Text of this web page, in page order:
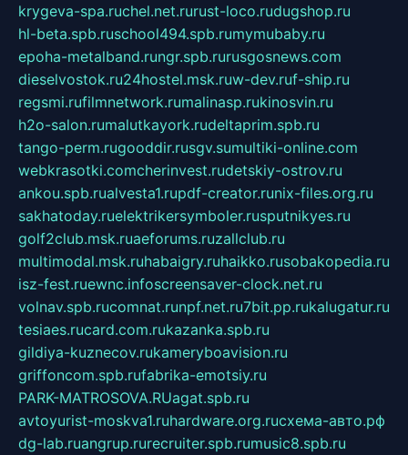
krygeva-spa.ruchel.net.rurust-loco.rudugshop.ru
hl-beta.spb.ruschool494.spb.rumymubaby.ru
epoha-metalband.rungr.spb.rurusgosnews.com
dieselvostok.ru24hostel.msk.ruw-dev.ruf-ship.ru
regsmi.rufilmnetwork.rumalinasp.rukinosvin.ru
h2o-salon.rumalutkayork.rudeltaprim.spb.ru
tango-perm.rugooddir.rusgv.sumultiki-online.com
webkrasotki.comcherinvest.rudetskiy-ostrov.ru
ankou.spb.rualvesta1.rupdf-creator.runix-files.org.ru
sakhatoday.ruelektrikersymboler.rusputnikyes.ru
golf2club.msk.ruaeforums.ruzallclub.ru
multimodal.msk.ruhabaigry.ruhaikko.rusobakopedia.ru
isz-fest.ruewnc.infoscreensaver-clock.net.ru
volnav.spb.rucomnat.runpf.net.ru7bit.pp.rukalugatur.ru
tesiaes.rucard.com.rukazanka.spb.ru
gildiya-kuznecov.rukameryboavision.ru
griffoncom.spb.rufabrika-emotsiy.ru
PARK-MATROSOVA.RUagat.spb.ru
avtoyurist-moskva1.ruhardware.org.ruсхема-авто.рф
dg-lab.ruangrup.rurecruiter.spb.rumusic8.spb.ru